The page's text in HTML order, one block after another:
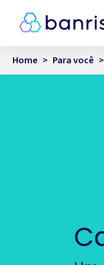
Home > Para você >